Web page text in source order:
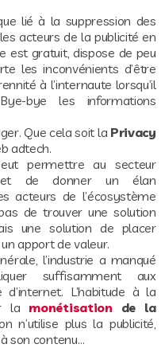
lié à la suppression des
acteurs de la publicité en
est gratuit, dispose de peu
les inconvénients d’être
à l’internaute lorsqu’il
bye les informations
Que cela soit la Privacy
adtech.
permettre au secteur
et de donner un élan
acteurs de l’écosystème
de trouver une solution
une solution de placer
apport de valeur.
l’industrie a manqué
suffisamment aux
L’habitude à la
la monétisation de la
n’utilise plus la publicité,
son contenu…